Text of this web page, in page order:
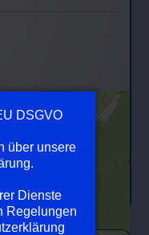
DSGVO
über unsere
Dienste
Regelungen